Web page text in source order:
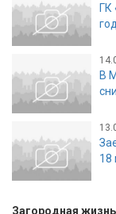
ГК
В
18
Загородная жизнь